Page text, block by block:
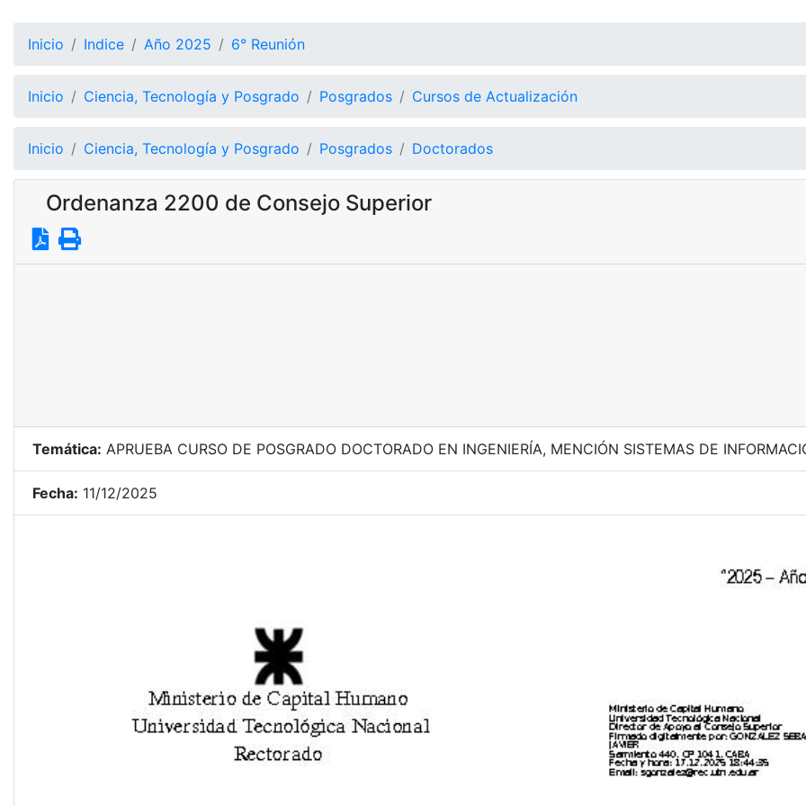
Inicio Indice Año 2025 6° Reunión
Inicio Ciencia, Tecnología y Posgrado Posgrados Cursos de Actualización
Inicio Ciencia, Tecnología y Posgrado Posgrados Doctorados
Ordenanza 2200 de Consejo Superior
Temática: APRUEBA CURSO DE POSGRADO DOCTORADO EN INGENIERÍA, MENCIÓN SISTEMAS DE
Fecha: 11/12/2025